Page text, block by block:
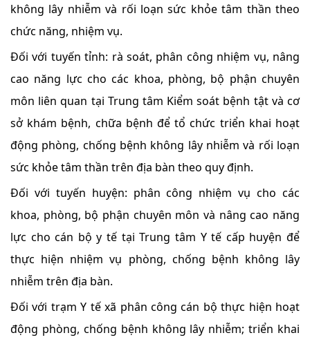
không lây nhiễm và rối loạn sức khỏe tâm thần theo
chức năng, nhiệm vụ.
Đối với tuyến tỉnh: rà soát, phân công nhiệm vụ, nâng
cao năng lực cho các khoa, phòng, bộ phận chuyên
môn liên quan tại Trung tâm Kiểm soát bệnh tật và cơ
sở khám bệnh, chữa bệnh để tổ chức triển khai hoạt
động phòng, chống bệnh không lây nhiễm và rối loạn
sức khỏe tâm thần trên địa bàn theo quy định.
Đối với tuyến huyện: phân công nhiệm vụ cho các
khoa, phòng, bộ phận chuyên môn và nâng cao năng
lực cho cán bộ y tế tại Trung tâm Y tế cấp huyện để
thực hiện nhiệm vụ phòng, chống bệnh không lây
nhiễm trên địa bàn.
Đối với trạm Y tế xã phân công cán bộ thực hiện hoạt
động phòng, chống bệnh không lây nhiễm; triển khai